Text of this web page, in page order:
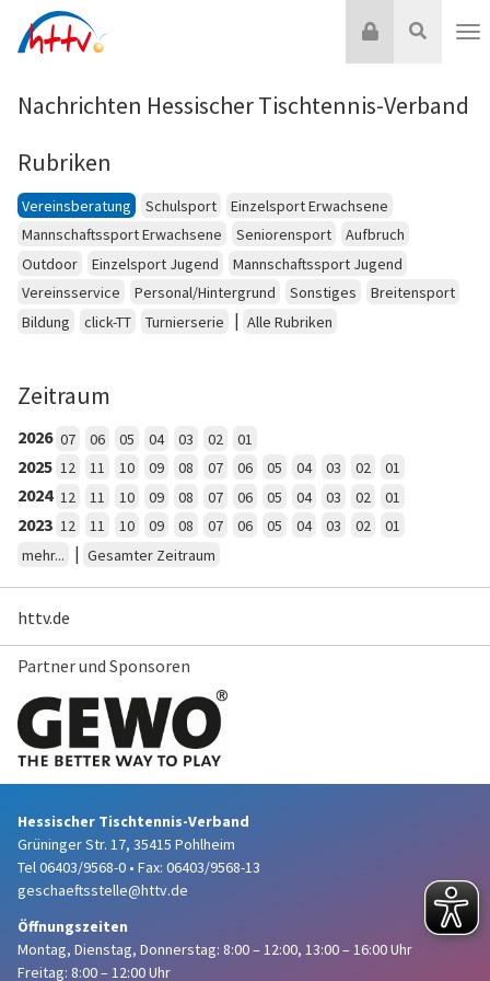
Inhalt
Suche
Login
Nachrichten Hessischer Tischtennis-Verband
Rubriken
Vereinsberatung Schulsport
Einzelsport Erwachsene
Mannschaftssport Erwachsene
Seniorensport
Aufbruch
Outdoor
Einzelsport Jugend
Mannschaftssport Jugend
Vereinsservice
Personal/Hintergrund Sonstiges
Breitensport
Bildung
click-TT Turnierserie | Alle Rubriken
Zeitraum
2026 07 06 05 04 03 02 01
2025 12 11 10 09 08 07 06 05 04 03 02 01
2024 12 11 10 09 08 07 06 05 04 03 02 01
2023 12 11 10 09 08 07 06 05 04 03 02
01
mehr...
| Gesamter Zeitraum
httv.de
Partner und Sponsoren
Hessischer Tischtennis-Verband
Grüninger Str. 17, 35415 Pohlheim
Tel 06403/9568-0 • Fax: 06403/9568-13
geschaeftsstelle@httv.de
Öffnungszeiten
Montag, Dienstag, Donnerstag: 8:00 – 12:00, 13:00 – 16:00 Uhr
Freitag: 8:00 – 12:00 Uhr